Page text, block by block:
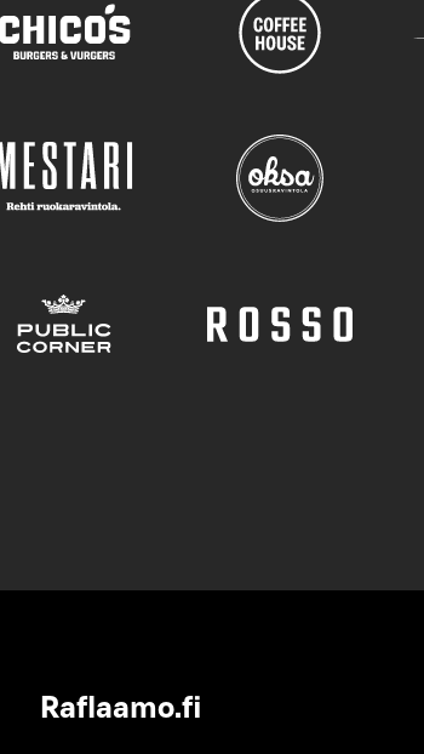
Raflaamo.fi